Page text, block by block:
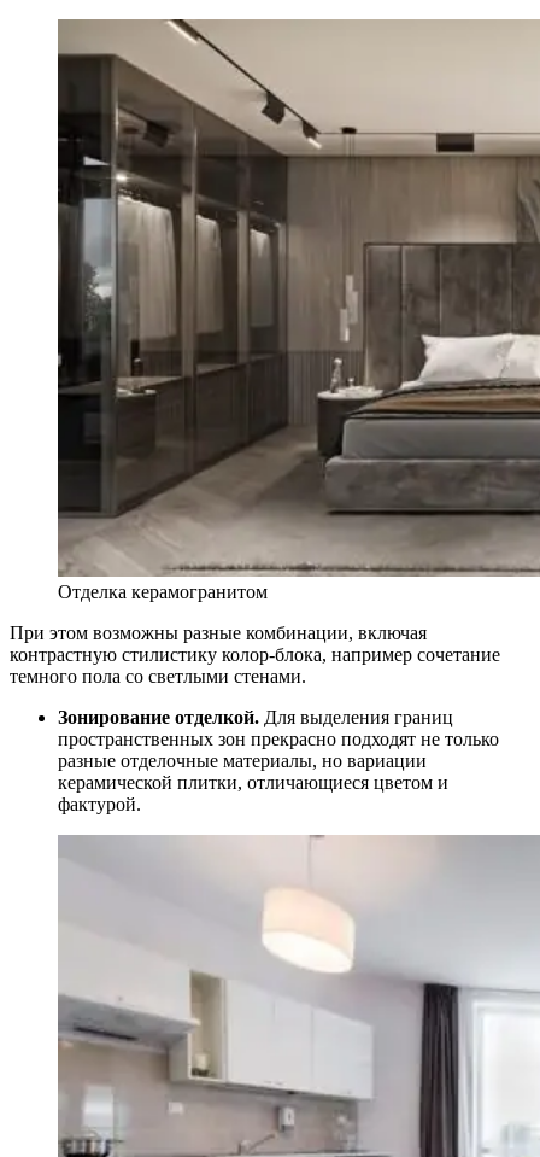
Отделка керамогранитом
При этом возможны разные комбинации, включая
контрастную стилистику колор-блока, например сочетание
темного пола со светлыми стенами.
Зонирование отделкой. Для выделения границ
пространственных зон прекрасно подходят не только
разные отделочные материалы, но вариации
керамической плитки, отличающиеся цветом и
фактурой.